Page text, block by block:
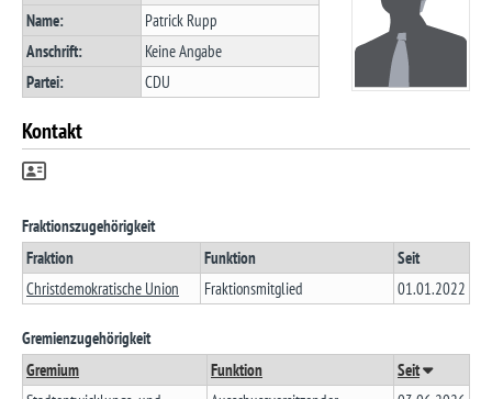
Name:
Patrick Rupp
Anschrift:
Keine Angabe
Partei:
CDU
Kontakt
Fraktionszugehörigkeit
Fraktion
Funktion
Seit
Christdemokratische Union
Fraktionsmitglied 01.01.2022
Gremienzugehörigkeit
Gremium
Funktion
Seit